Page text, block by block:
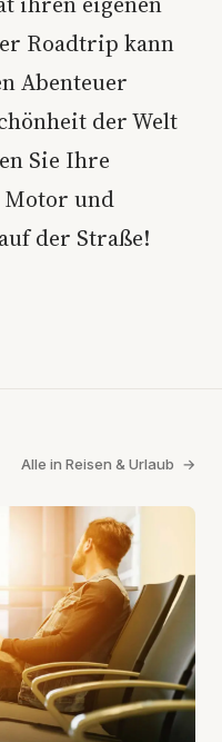
Roadtrip kann
Abenteuer
der Welt
Sie Ihre
Motor und
der Straße!
Alle in Reisen & Urlaub →